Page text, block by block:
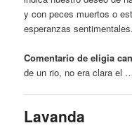
y con peces muertos o
esperanzas sentimentales.
Comentario de eligia
de un rio, no era clara el
Lavanda